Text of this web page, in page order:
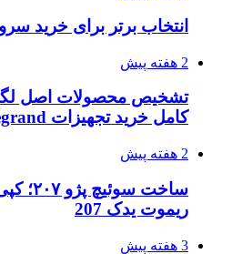
انتخاب برتر برای خرید
2 هفته پیش
تشخیص محصولات اصل
کامل خرید تجهیزات Legrand
2 هفته پیش
ساخت
ریموت یدک 207
3 هفته پیش